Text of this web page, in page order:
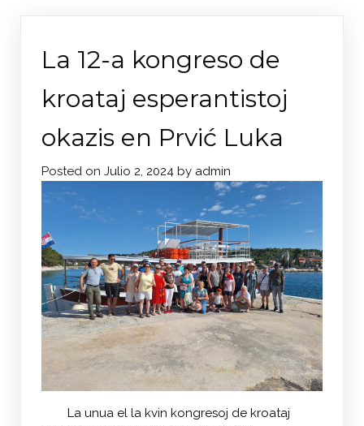
La 12-a kongreso de
kroataj esperantistoj
okazis en Prvić Luka
Posted on Julio 2, 2024 by admin
La unua el la kvin kongresoj de kroataj